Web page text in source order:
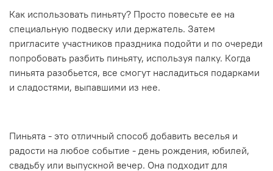
Как использовать пиньяту? Просто повесьте ее на
специальную подвеску или держатель. Затем
пригласите участников праздника подойти и по очереди
попробовать разбить пиньяту, используя палку. Когда
пиньята разобьется, все смогут насладиться подарками
и сладостями, выпавшими из нее.
Пиньята - это отличный способ добавить веселья и
радости на любое событие - день рождения, юбилей,
свадьбу или выпускной вечер. Она подходит для